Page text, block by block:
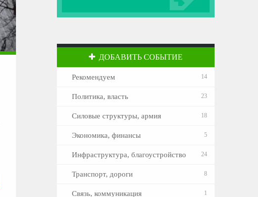
ДОБАВИТЬ СОБЫТИЕ
Рекомендуем 14
Политика, власть 23
Силовые структуры, армия 18
Экономика, финансы 5
Инфраструктура, благоустройство 24
Транспорт, дороги 8
Связь, коммуникация 1